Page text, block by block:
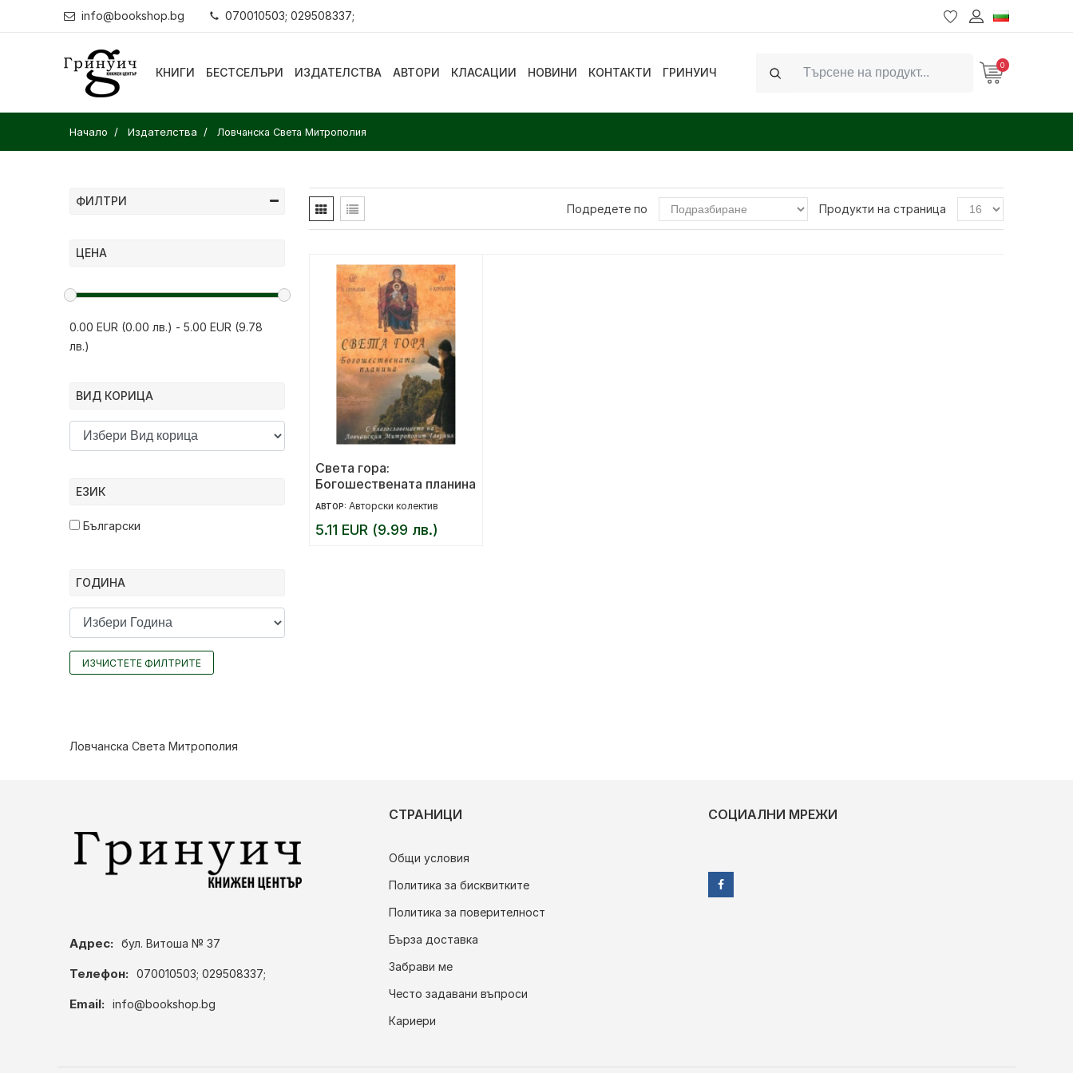
info@bookshop.bg 070010503; 029508337;
КНИГИ БЕСТСЕЛЪРИ ИЗДАТЕЛСТВА АВТОРИ КЛАСАЦИИ НОВИНИ КОНТАКТИ ГРИНУИЧ
Search
0
Начало Издателства Ловчанска Света Митрополия
ФИЛТРИ
ЦЕНА
0.00 EUR (0.00 лв.) - 5.00 EUR (9.78
лв.)
ВИД КОРИЦА
ЕЗИК
Български
ГОДИНА
ИЗЧИСТЕТЕ ФИЛТРИТЕ
Подредете по Продукти на страница
Света гора:
Богошествената планина
АВТОР: Авторски колектив
5.11 EUR (9.99 лв.)
Ловчанска Света Митрополия
Адрес: бул. Витоша № 37
Телефон: 070010503; 029508337;
Email: info@bookshop.bg
СТРАНИЦИ
Общи условия
Политика за бисквитките
Политика за поверителност
Бърза доставка
Забрави ме
Често задавани въпроси
Кариери
СОЦИАЛНИ МРЕЖИ